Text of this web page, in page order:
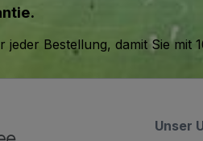
jeder Bestellung, damit Sie
Unser